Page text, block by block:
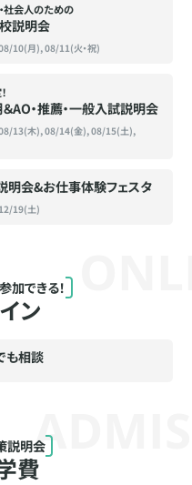
社会人のための
説明会
10(月), 08/11(火・祝)
AO・推薦・一般入試説明会
13(木), 08/14(金), 08/15(土),
明会&お仕事体験フェスタ
19(土)
加できる！
ン
も相談
説明会
費